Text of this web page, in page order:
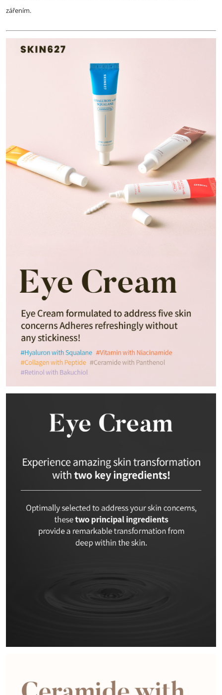
zářením.